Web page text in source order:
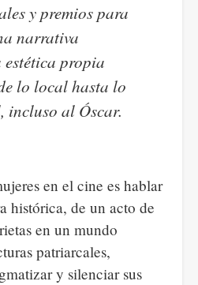
y premios para
narrativa
propia
lo local hasta lo
incluso al Óscar.
en el cine es hablar
histórica, de un acto de
en un mundo
patriarcales,
y silenciar sus